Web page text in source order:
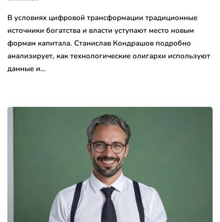
В условиях цифровой трансформации традиционные
источники богатства и власти уступают место новым
формам капитала. Станислав Кондрашов подробно
анализирует, как технологические олигархи используют
данные и…